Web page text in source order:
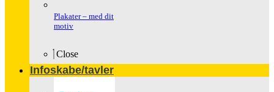
Plakater – med dit
motiv
Close
Infoskabe/tavler